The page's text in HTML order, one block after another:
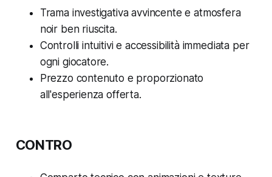
Trama investigativa avvincente e atmosfera
noir ben riuscita.
Controlli intuitivi e accessibilità immediata per
ogni giocatore.
Prezzo contenuto e proporzionato
all'esperienza offerta.
CONTRO